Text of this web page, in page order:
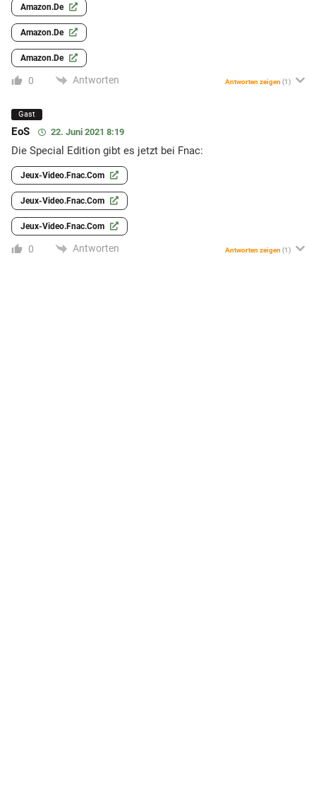
Amazon.de
Amazon.de
Amazon.de
0 Antworten Antworten zeigen (1)
Gast
EoS 22. Juni 2021 8:19
Die Special Edition gibt es jetzt bei Fnac:
Jeux-Video.fnac.com
Jeux-Video.fnac.com
Jeux-Video.fnac.com
0 Antworten Antworten zeigen (1)